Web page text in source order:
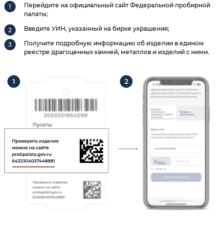
Перейдите на официальный сайт Федеральной пробирной
палаты;
Введите УИН, указанный на бирке украшения;
Получите подробную информацию об изделии в едином
реестре драгоценных камней, металлов и изделий с ними.